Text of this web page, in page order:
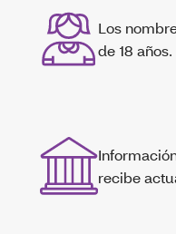
Los
de 18 años.
recibe